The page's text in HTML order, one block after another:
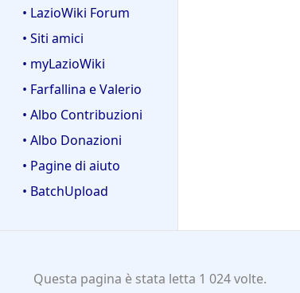
• LazioWiki Forum
• Siti amici
• myLazioWiki
• Farfallina e Valerio
• Albo Contribuzioni
• Albo Donazioni
• Pagine di aiuto
• BatchUpload
Questa pagina è stata letta 1 024 volte.